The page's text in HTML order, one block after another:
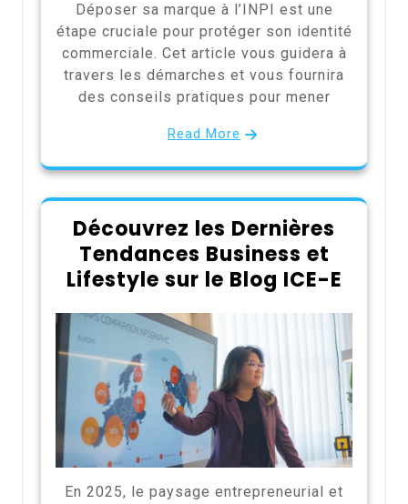
Déposer sa marque à l’INPI est une
étape cruciale pour protéger son identité
commerciale. Cet article vous guidera à
travers les démarches et vous fournira
des conseils pratiques pour mener
Read More
Découvrez les Dernières
Tendances Business et
Lifestyle sur le Blog ICE-E
En 2025, le paysage entrepreneurial et